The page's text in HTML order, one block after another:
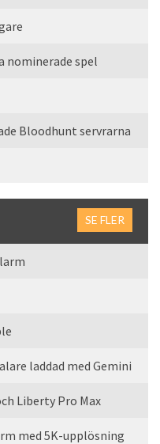
nominerade spel
Bloodhunt servrarna
SE FLER
laddad med Gemini
Liberty Pro Max
med 5K-upplösning